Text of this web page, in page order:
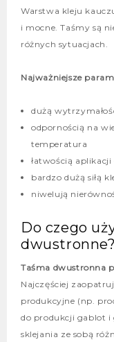
Warstwa kleju
i mocne. Taśmy są
różnych sytuacjach.
Najważniejsze
dużą
odpornością na
temperatura
łatwością
bardzo dużą siłą
niwelują
Do czego
dwustronne?
Taśma dwustronna
Najczęściej
produkcyjne (np.
do produkcji gablot i
sklejania ze sobą